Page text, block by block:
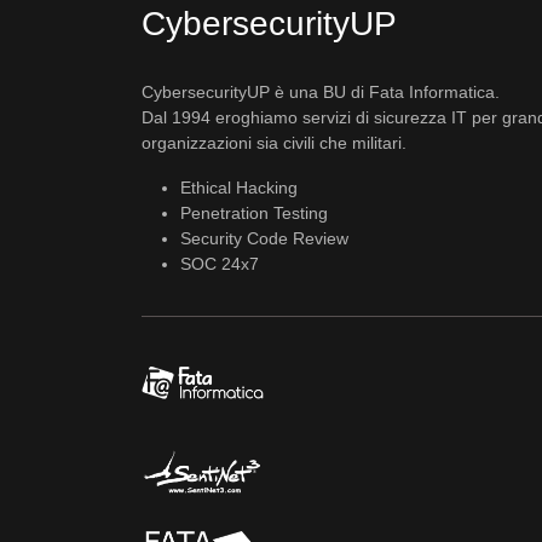
CybersecurityUP
CybersecurityUP è una BU di Fata Informatica.
Dal 1994 eroghiamo servizi di sicurezza IT per
organizzazioni sia civili che militari.
Ethical Hacking
Penetration Testing
Security Code Review
SOC 24x7